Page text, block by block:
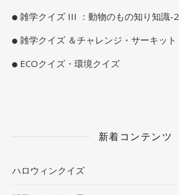
雑学クイズ III ：動物のもの知り知識-2
雑学クイズ ＆チャレンジ・サーキット
ECOクイズ・環境クイズ
新着コンテンツ
ハロウィンクイズ